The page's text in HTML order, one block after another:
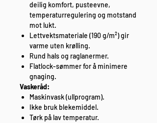
deilig komfort, pusteevne,
temperaturregulering og motstand
mot lukt.
Lettvektsmateriale (190 g/m²) gir
varme uten krølling.
Rund hals og raglanermer.
Flatlock-sømmer for å minimere
gnaging.
Vaskeråd:
Maskinvask (ullprogram).
Ikke bruk blekemiddel.
Tørk på lav temperatur.